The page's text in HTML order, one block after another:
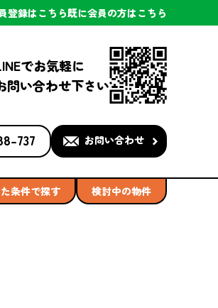
登録はこちら既に会員の方はこちら
でお気軽に
問い合わせ下さい
737 お問い合わせ
条件で探す
検討中の物件